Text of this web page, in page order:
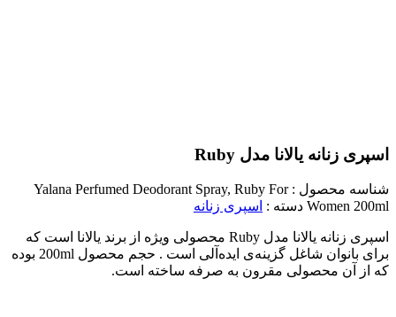
اسپری زنانه یالانا مدل Ruby
شناسه محصول :Yalana Perfumed Deodorant Spray, Ruby For
Women 200ml دسته : اسپری زنانه
اسپری زنانه یالانا مدل Ruby محصولی ویژه از برند یالانا است که
برای بانوان شاغل گزینه‌ی ایده‌آلی است . حجم محصول 200ml بوده
که از آن محصولی مقرون به صرفه ساخته است.